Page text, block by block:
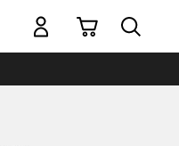
Mi carrito